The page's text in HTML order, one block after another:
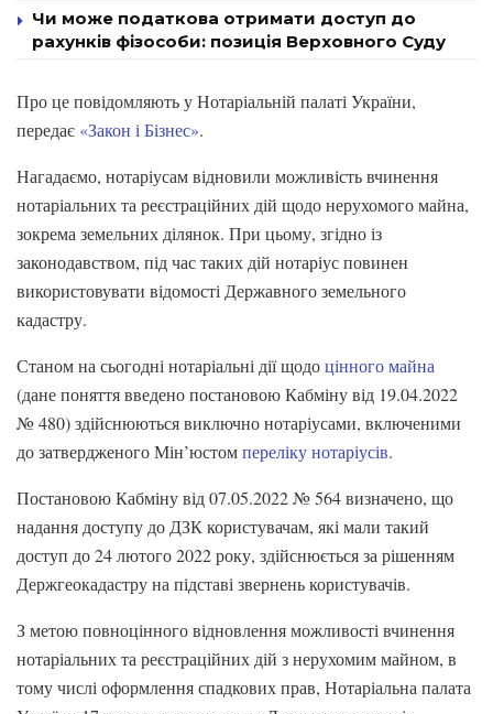
Чи може податкова отримати доступ до
рахунків фізособи: позиція Верховного Суду
Про це повідомляють у Нотаріальній палаті України,
передає «Закон і Бізнес».
Нагадаємо, нотаріусам відновили можливість вчинення
нотаріальних та реєстраційних дій щодо нерухомого майна,
зокрема земельних ділянок. При цьому, згідно із
законодавством, під час таких дій нотаріус повинен
використовувати відомості Державного земельного
кадастру.
Станом на сьогодні нотаріальні дії щодоцінного майна
(дане поняття введено постановою Кабміну від 19.04.2022
№ 480) здійснюються виключно нотаріусами, включеними
до затвердженого Мін’юстомпереліку нотаріусів.
Постановою Кабміну від 07.05.2022 № 564 визначено, що
надання доступу до ДЗК користувачам, які мали такий
доступ до 24 лютого 2022 року, здійснюється за рішенням
Держгеокадастру на підставі звернень користувачів.
З метою повноцінного відновлення можливості вчинення
нотаріальних та реєстраційних дій з нерухомим майном, в
тому числі оформлення спадкових прав, Нотаріальна палата